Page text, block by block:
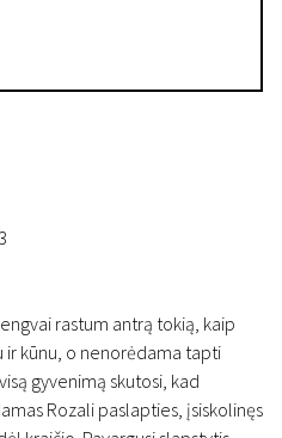
rastum antrą tokią, kaip
ir kūnu, o nenorėdama tapti
gyvenimą skutosi, kad
Rozali paslapties, įsiskolinęs